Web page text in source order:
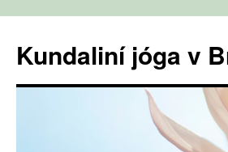
obsahu
webu
Kundaliní jóga v